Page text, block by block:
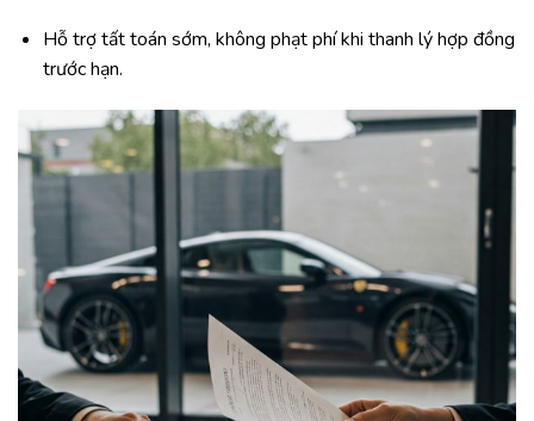
Hỗ trợ tất toán sớm, không phạt phí khi thanh lý hợp đồng
trước hạn.